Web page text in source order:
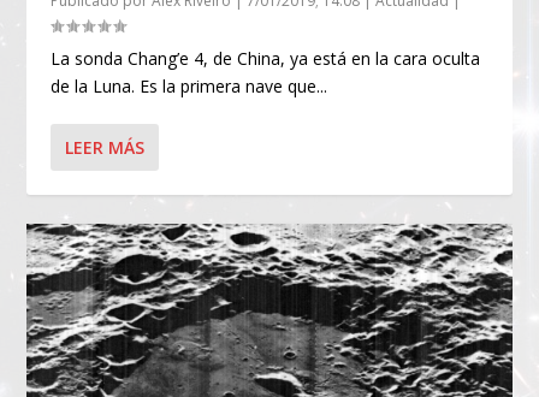
La sonda Chang’e 4, de China, ya está en la cara oculta
de la Luna. Es la primera nave que...
LEER MÁS